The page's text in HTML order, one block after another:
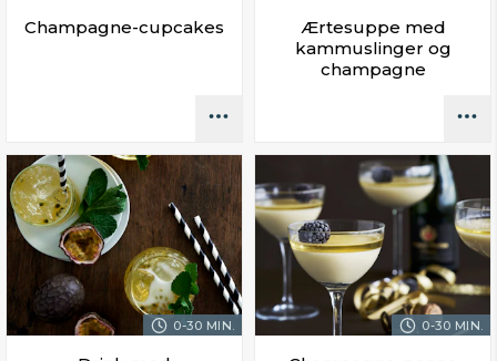
Champagne-cupcakes
Ærtesuppe med
kammuslinger og
champagne
0-30 MIN. 0-30 MIN.